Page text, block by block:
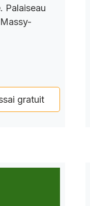
Palaiseau
gratuit